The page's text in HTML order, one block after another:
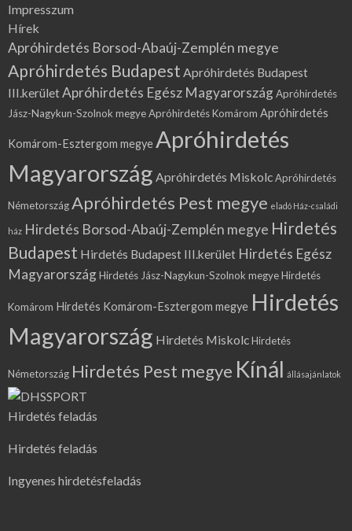
Impresszum
Hírek
Apróhirdetés Borsod-Abaúj-Zemplén megye
Apróhirdetés Budapest Apróhirdetés Budapest
III.kerületApróhirdetés Egész MagyarországApróhirdetés
Jász-Nagykun-Szolnok megyeApróhirdetés Komárom Apróhirdetés
Komárom-Esztergom megye Apróhirdetés
Magyarország Apróhirdetés MiskolcApróhirdetés
NémetországApróhirdetés Pest megye eladó Ház-családi
ház Hirdetés Borsod-Abaúj-Zemplén megye Hirdetés
Budapest Hirdetés Budapest III.kerület Hirdetés Egész
MagyarországHirdetés Jász-Nagykun-Szolnok megyeHirdetés
Komárom Hirdetés Komárom-Esztergom megye Hirdetés
Magyarország Hirdetés MiskolcHirdetés
Németország Hirdetés Pest megye Kínál állásajánlatok
Hirdetés feladás
Hirdetés feladás
Ingyenes hirdetésfeladás